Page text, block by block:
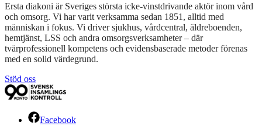
Ersta diakoni är Sveriges största icke-vinstdrivande aktör inom vård
och omsorg. Vi har varit verksamma sedan 1851, alltid med
människan i fokus. Vi driver sjukhus, vårdcentral, äldreboenden,
hemtjänst, LSS och andra omsorgsverksamheter – där
tvärprofessionell kompetens och evidensbaserade metoder förenas
med en solid värdegrund.
Stöd oss
Facebook